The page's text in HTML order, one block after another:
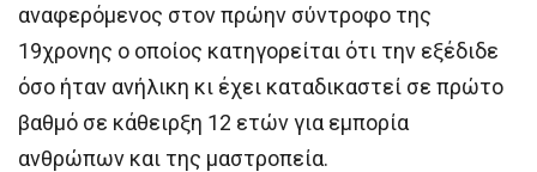
αναφερόμενος στον πρώην σύντροφο της
19χρονης ο οποίος κατηγορείται ότι την εξέδιδε
όσο ήταν ανήλικη κι έχει καταδικαστεί σε πρώτο
βαθμό σε κάθειρξη 12 ετών για εμπορία
ανθρώπων και της μαστροπεία.